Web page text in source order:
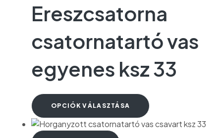
Ereszcsatorna
csatornatartó vas
egyenes ksz 33
OPCIÓK VÁLASZTÁSA